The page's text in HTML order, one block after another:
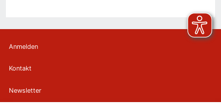
Anmelden
Kontakt
Newsletter